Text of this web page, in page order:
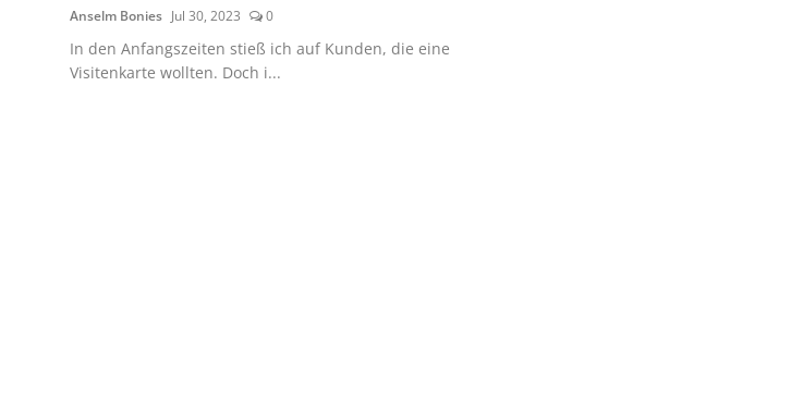
Anselm Bonies Jul 30, 2023 0
In den Anfangszeiten stieß ich auf Kunden, die eine
Visitenkarte wollten. Doch i...